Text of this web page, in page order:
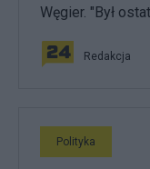
Węgier. "Był
Redakcja
Polityka